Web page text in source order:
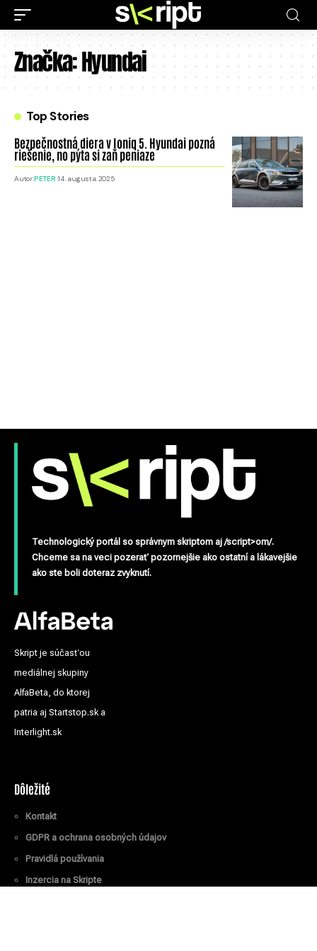
Značka:Hyundai
Top Stories
Bezpečnostná diera v Ioniq 5. Hyundai pozná
riešenie, no pýta si zaň peniaze
Autor:PETER 14. augusta 2025
Technologický portál so správnym skriptom aj /script>om/.
Chceme sa na veci pozerať pozornejšie ako ostatní a lákavejšie
ako ste boli doteraz zvyknutí.
Skript je súčasťou
mediálnej skupiny
AlfaBeta, do ktorej
patria aj Startstop.sk a
Interlight.sk
Dôležité
Kontakt
GDPR a ochrana osobných údajov
Pravidlá používania
Inzercia na Skripte